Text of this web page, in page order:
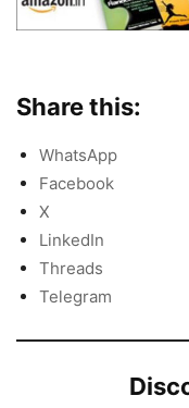
Share this:
WhatsApp
Facebook
X
LinkedIn
Threads
Telegram